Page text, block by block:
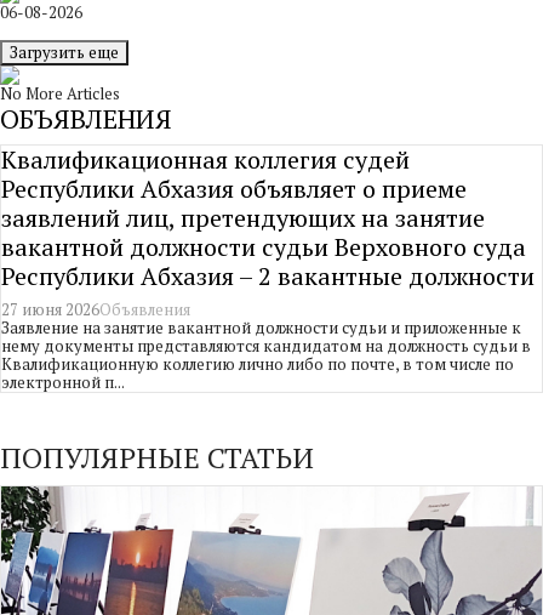
06-08-2026
Загрузить еще
No More Articles
ОБЪЯВЛЕНИЯ
Квалификационная коллегия судей
Республики Абхазия объявляет о приеме
заявлений лиц, претендующих на занятие
вакантной должности судьи Верховного суда
Республики Абхазия – 2 вакантные должности
27 июня 2026Объявления
Заявление на занятие вакантной должности судьи и приложенные к
нему документы представляются кандидатом на должность судьи в
Квалификационную коллегию лично либо по почте, в том числе по
электронной п...
ПОПУЛЯРНЫЕ СТАТЬИ